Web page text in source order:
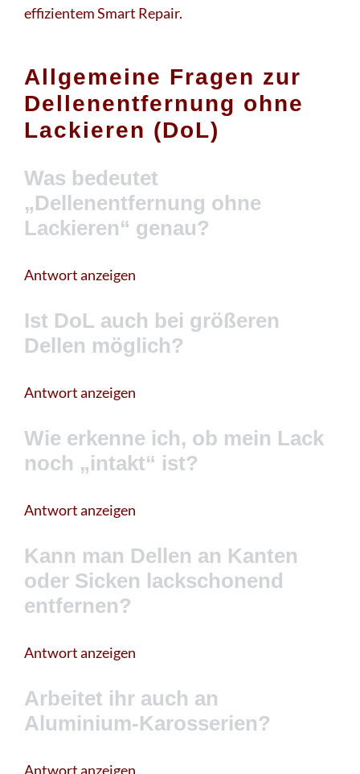
effizientem Smart Repair.
Allgemeine Fragen zur
Dellenentfernung ohne
Lackieren (DoL)
Was bedeutet
„Dellenentfernung ohne
Lackieren“ genau?
Antwort anzeigen
Ist DoL auch bei größeren
Dellen möglich?
Antwort anzeigen
Wie erkenne ich, ob mein Lack
noch „intakt“ ist?
Antwort anzeigen
Kann man Dellen an Kanten
oder Sicken lackschonend
entfernen?
Antwort anzeigen
Arbeitet ihr auch an
Aluminium-Karosserien?
Antwort anzeigen